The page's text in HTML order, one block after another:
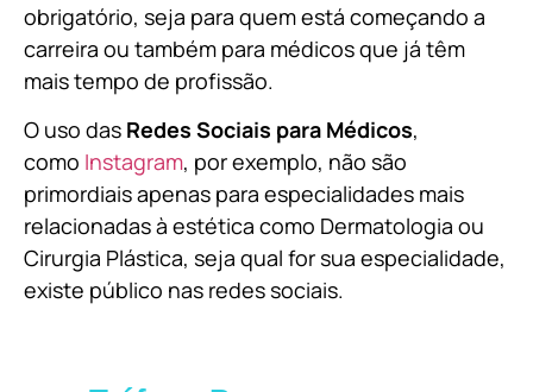
obrigatório, seja para quem está começando a
carreira ou também para médicos que já têm
mais tempo de profissão.
O uso das Redes Sociais para Médicos,
como Instagram, por exemplo, não são
primordiais apenas para especialidades mais
relacionadas à estética como Dermatologia ou
Cirurgia Plástica, seja qual for sua especialidade,
existe público nas redes sociais.